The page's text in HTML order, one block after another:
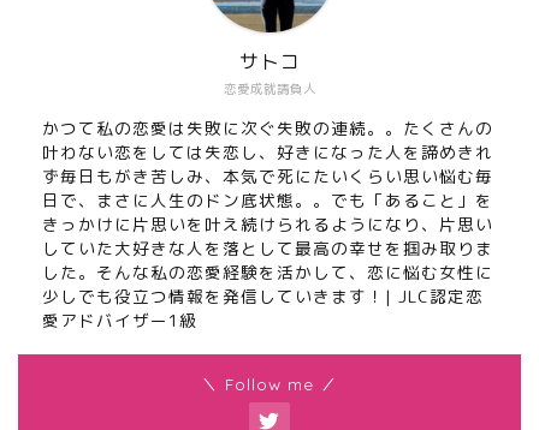
恋愛成就請負人
サトコ
かつて私の恋愛は失敗に次ぐ失敗の連続。。たくさんの
叶わない恋をしては失恋し、好きになった人を諦めきれ
ず毎日もがき苦しみ、本気で死にたいくらい思い悩む毎
日で、まさに人生のドン底状態。。でも「あること」を
きっかけに片思いを叶え続けられるようになり、片思い
していた大好きな人を落として最高の幸せを掴み取りま
した。そんな私の恋愛経験を活かして、恋に悩む女性に
少しでも役立つ情報を発信していきます！| JLC認定恋
愛アドバイザー1級
＼ Follow me ／